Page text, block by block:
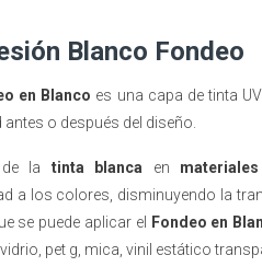
Blanco Fondeo
en Blanco es una capa de tinta
o después del diseño.
la tinta blanca en
a los colores, disminuyendo la
se puede aplicar el
Fondeo en
pet g, mica, vinil estático